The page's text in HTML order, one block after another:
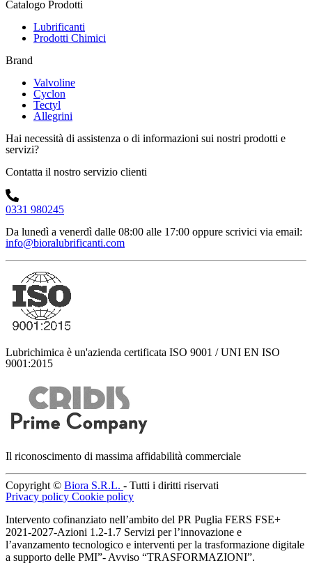
Catalogo Prodotti
Lubrificanti
Prodotti Chimici
Brand
Valvoline
Cyclon
Tectyl
Allegrini
Hai necessità di assistenza o di informazioni sui nostri prodotti e
servizi?
Contatta il nostro servizio clienti
0331 980245
Da lunedì a venerdì dalle 08:00 alle 17:00 oppure scrivici via email:
info@bioralubrificanti.com
Lubrichimica è un'azienda certificata ISO 9001 / UNI EN ISO
9001:2015
Il riconoscimento di massima affidabilità commerciale
Copyright © Biora S.R.L. - Tutti i diritti riservati
Privacy policy Cookie policy
Intervento cofinanziato nell’ambito del PR Puglia FERS FSE+
2021-2027-Azioni 1.2-1.7 Servizi per l’innovazione e
l’avanzamento tecnologico e interventi per la trasformazione digitale
a supporto delle PMI”- Avviso “TRASFORMAZIONI”.